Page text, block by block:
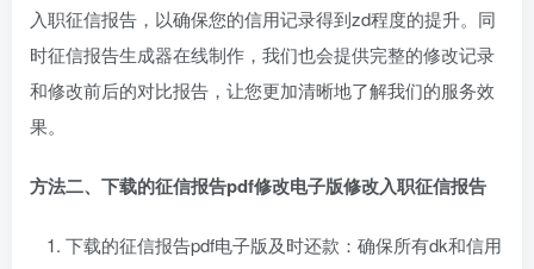
入职征信报告，以确保您的信用记录得到zd程度的提升。同
时征信报告生成器在线制作，我们也会提供完整的修改记录
和修改前后的对比报告，让您更加清晰地了解我们的服务效
果。
方法二、下载的征信报告pdf修改电子版修改入职征信报告
下载的征信报告pdf电子版及时还款：确保所有dk和信用